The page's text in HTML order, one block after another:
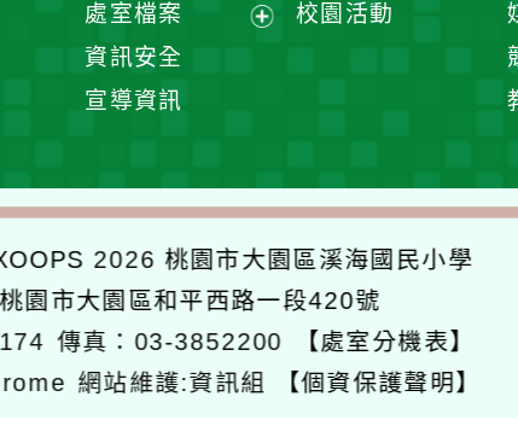
單
處室檔案
資訊安全
宣導資訊
校園活動
2026桃園市大園區溪海國民小學
園市大園區和平西路一段420號
傳真：03-3852200
【處室分機表】
網站維護:資訊組 【個資保護聲明】